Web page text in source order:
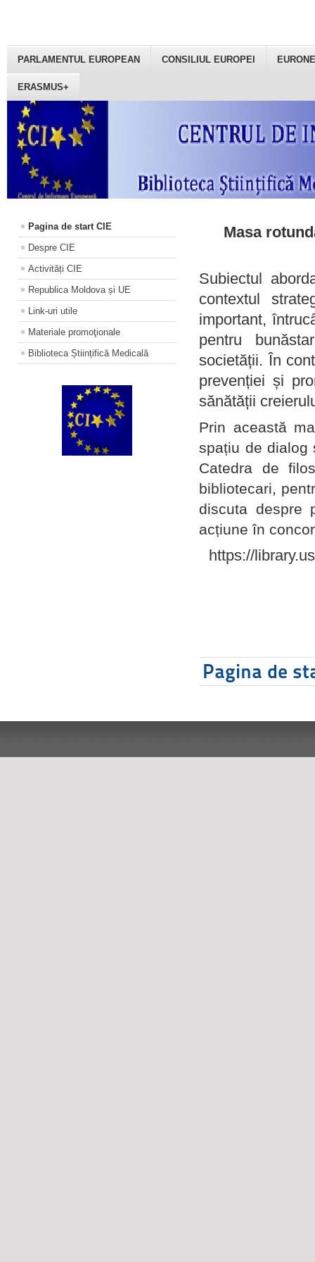
PARLAMENTUL EUROPEAN CONSILIUL EUROPEI
ERASMUS+
Pagina de start CIE
Despre CIE
Activități CIE
Republica Moldova și UE
Link-uri utile
Materiale promoţionale
Biblioteca Științifică Medicală
Masa
Subiectul
contextul
important,
pentru
societății. În
prevenției și
sănătății
Prin această
spațiu de dialog
Catedra de
bibliotecari,
discuta despre
acțiune în
https://
Pagina de